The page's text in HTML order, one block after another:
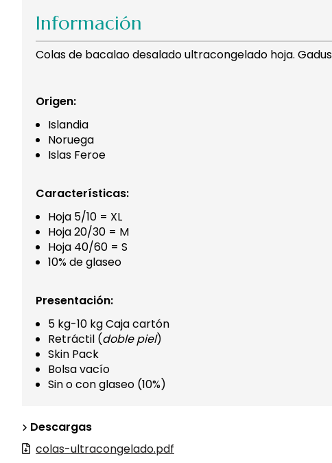
Información
Colas de bacalao desalado ultracongelado hoja.
Origen:
Islandia
Noruega
Islas Feroe
Características:
Hoja 5/10 = XL
Hoja 20/30 = M
Hoja 40/60 = S
10% de glaseo
Presentación:
5 kg-10 kg Caja cartón
Retráctil (doble piel)
Skin Pack
Bolsa vacío
Sin o con glaseo (10%)
Descargas
colas-ultracongelado.pdf